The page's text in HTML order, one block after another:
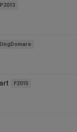
P2013
UngDomare
F2015